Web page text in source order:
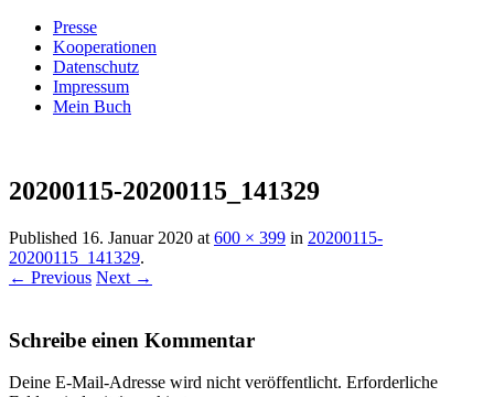
Presse
Kooperationen
Datenschutz
Impressum
Mein Buch
Villa König
20200115-20200115_141329
Published 16. Januar 2020 at 600 × 399 in 20200115-
20200115_141329.
← Previous Next →
Schreibe einen Kommentar
Deine E-Mail-Adresse wird nicht veröffentlicht. Erforderliche